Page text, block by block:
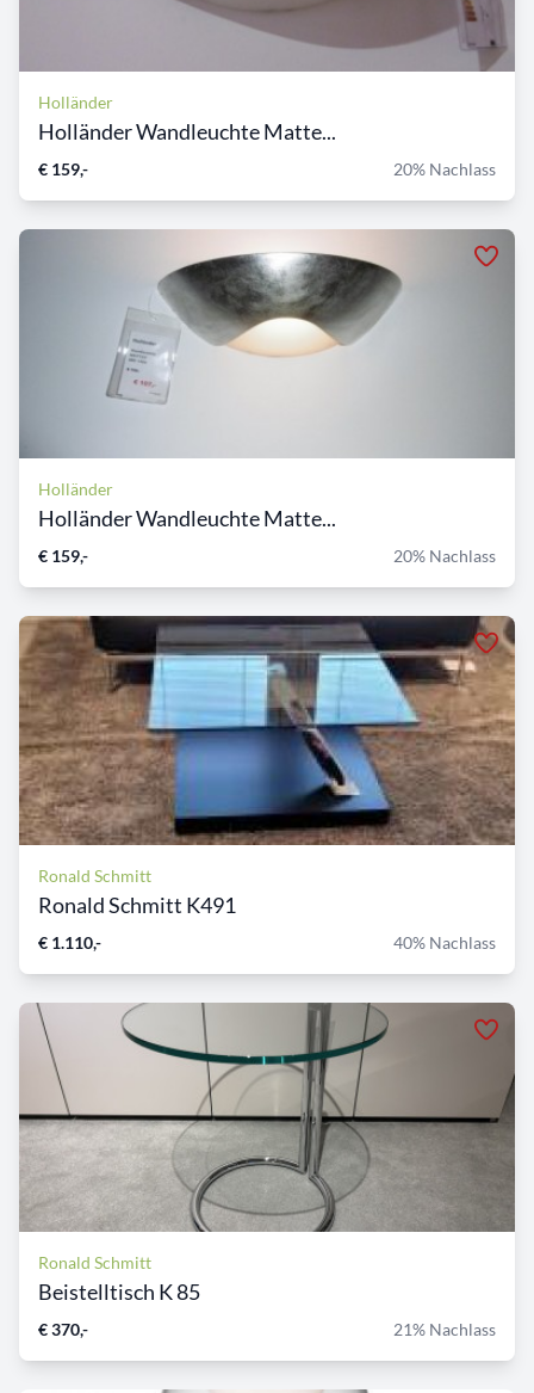
Holländer
Holländer Wandleuchte Matte...
€ 159,- 20% Nachlass
Holländer
Holländer Wandleuchte Matte...
€ 159,- 20% Nachlass
Ronald Schmitt
Ronald Schmitt K491
€ 1.110,- 40% Nachlass
Ronald Schmitt
Beistelltisch K 85
€ 370,- 21% Nachlass